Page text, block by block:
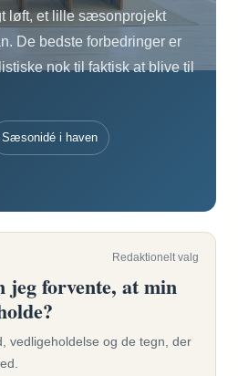
løft, et lille sæsonprojekt
De bedste forbedringer er
nok til faktisk at blive til
Sæsonidé i haven
Redaktionelt valg
forvente, at min
vedligeholdelse og de tegn, der